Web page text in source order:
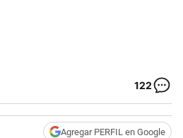
122
Agregar PERFIL en Google